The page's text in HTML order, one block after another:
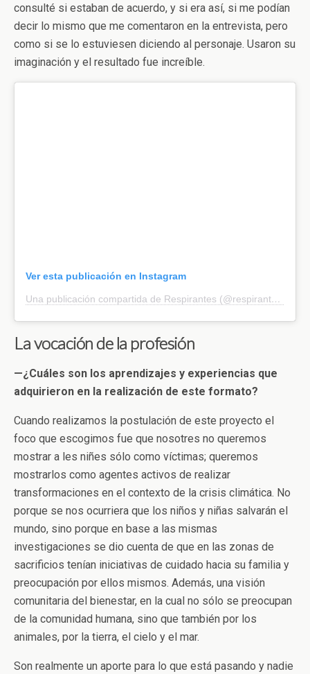
consulté si estaban de acuerdo, y si era así, si me podían
decir lo mismo que me comentaron en la entrevista, pero
como si se lo estuviesen diciendo al personaje. Usaron su
imaginación y el resultado fue increíble.
Ver esta publicación en Instagram
Una publicación compartida de Respirantes (@respirantes_)
La vocación de la profesión
—¿Cuáles son los aprendizajes y experiencias que
adquirieron en la realización de este formato?
Cuando realizamos la postulación de este proyecto el
foco que escogimos fue que nosotres no queremos
mostrar a les niñes sólo como víctimas; queremos
mostrarlos como agentes activos de realizar
transformaciones en el contexto de la crisis climática. No
porque se nos ocurriera que los niños y niñas salvarán el
mundo, sino porque en base a las mismas
investigaciones se dio cuenta de que en las zonas de
sacrificios tenían iniciativas de cuidado hacia su familia y
preocupación por ellos mismos. Además, una visión
comunitaria del bienestar, en la cual no sólo se preocupan
de la comunidad humana, sino que también por los
animales, por la tierra, el cielo y el mar.
Son realmente un aporte para lo que está pasando y nadie